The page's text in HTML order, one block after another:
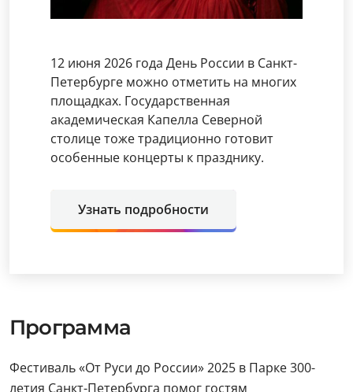
12 июня 2026 года День России в Санкт-
Петербурге можно отметить на многих
площадках. Государственная
академическая Капелла Северной
столице тоже традиционно готовит
особенные концерты к празднику.
Узнать подробности
Программа
Фестиваль «От Руси до России» 2025 в Парке 300-
летия Санкт-Петербурга помог гостям